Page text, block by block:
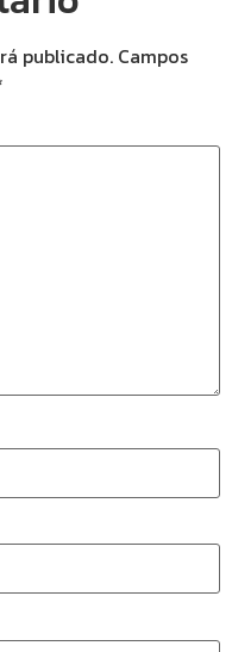
publicado. Campos